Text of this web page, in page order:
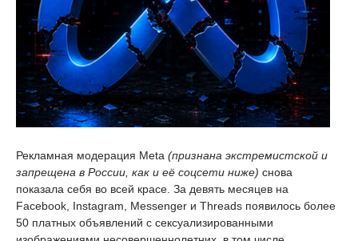
Рекламная модерация Meta (признана экстремистской и
запрещена в России, как и её соцсети ниже) снова
показала себя во всей красе. За девять месяцев на
Facebook, Instagram, Messenger и Threads появилось более
50 платных объявлений с сексуализированными